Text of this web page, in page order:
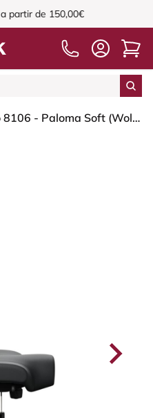
a partir de 150,00€
HÅG Capisco 8106 - Paloma Soft (Wollsdorf) - Cuero semi-anilina - ATG55206 - Grey - Black - 265 mm (seat height 53-79cm) - Soft castors for hard floors